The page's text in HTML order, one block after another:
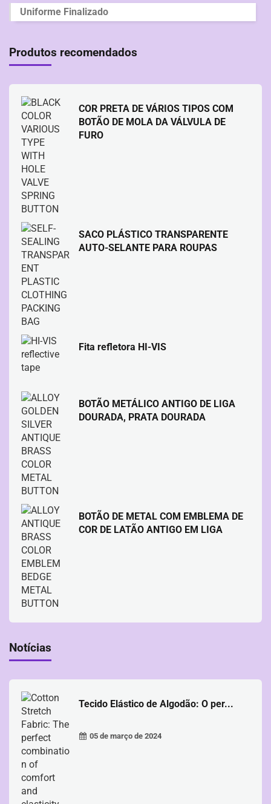
Uniforme Finalizado
Produtos recomendados
COR PRETA DE VÁRIOS TIPOS COM
BOTÃO DE MOLA DA VÁLVULA DE
FURO
SACO PLÁSTICO TRANSPARENTE
AUTO-SELANTE PARA ROUPAS
Fita refletora HI-VIS
BOTÃO METÁLICO ANTIGO DE LIGA
DOURADA, PRATA DOURADA
BOTÃO DE METAL COM EMBLEMA DE
COR DE LATÃO ANTIGO EM LIGA
Notícias
Tecido Elástico de Algodão: O per...
05 de março de 2024